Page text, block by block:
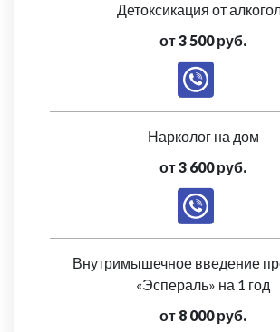
Детоксикация от
от 3 500 руб.
Нарколог на дом
от 3 600 руб.
Внутримышечное введение
«Эспераль» на 1 год
от 8 000 руб.